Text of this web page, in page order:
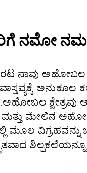
ನಮೋ
ನಾವು ಅಹೋಬಲ
ಮೇಲಿನ
ವಿಗ್ರಹವನ್ನು